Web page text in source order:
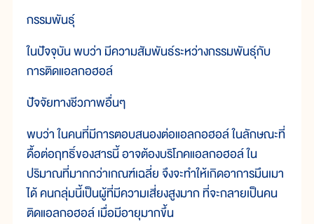
กรรมพันธุ์
ในปัจจุบัน พบว่า มีความสัมพันธ์ระหว่างกรรมพันธุ์กับ
การติดแอลกอฮอล์
ปัจจัยทางชีวภาพอื่นๆ
พบว่า ในคนที่มีการตอบสนองต่อแอลกอฮอล์ ในลักษณะที่
ดื้อต่อฤทธิ์ของสารนี้ อาจต้องบริโภคแอลกอฮอล์ ใน
ปริมาณที่มากกว่าเกณฑ์เฉลี่ย จึงจะทำให้เกิดอาการมึนเมา
ได้ คนกลุ่มนี้เป็นผู้ที่มีความเสี่ยงสูงมาก ที่จะกลายเป็นคน
ติดแอลกอฮอล์ เมื่อมีอายุมากขึ้น